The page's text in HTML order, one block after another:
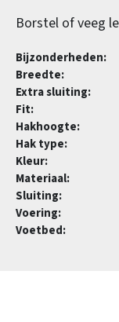
Borstel of veeg
Bijzonderheden:
Breedte:
Extra sluiting:
Fit:
Hakhoogte:
Hak type:
Kleur:
Materiaal:
Sluiting:
Voering:
Voetbed: